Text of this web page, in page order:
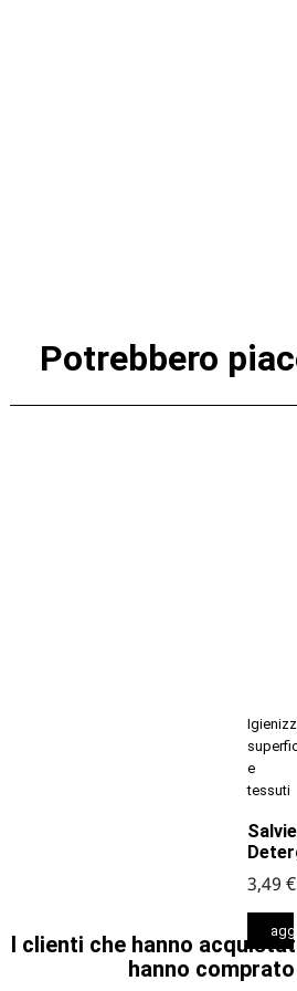
Potrebbero
e
tessuti
3,49 €
I clienti che hanno
hanno